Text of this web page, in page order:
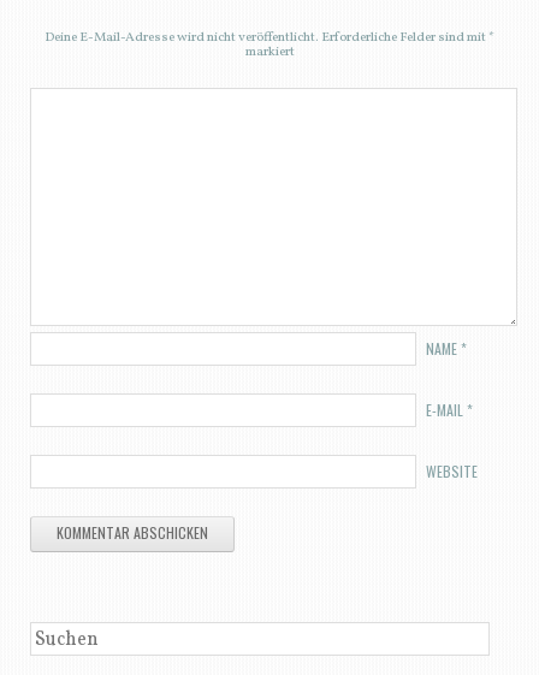
Deine E-Mail-Adresse wird nicht veröffentlicht. Erforderliche Felder sind mit*
markiert
NAME*
E-MAIL *
WEBSITE
SUCHEN